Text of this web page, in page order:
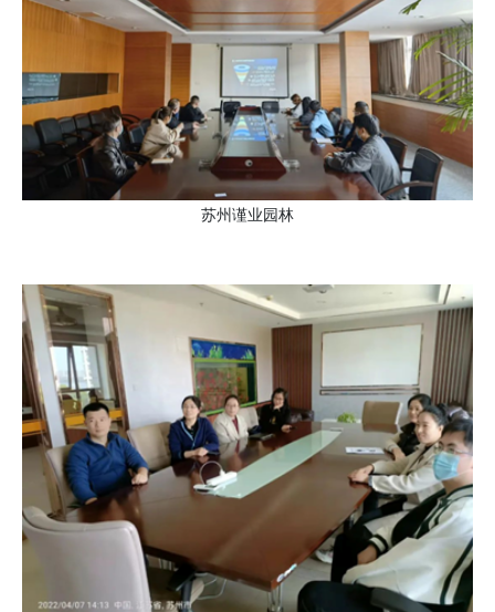
苏州谨业园林